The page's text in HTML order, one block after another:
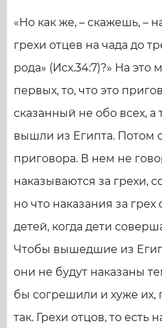
«Но как же, – скажешь, –
грехи отцев на чада до
рода» (Исх.34:7)?» На это
первых, то, что это
сказанный не обо всех, а
вышли из Египта. Потом
приговора. В нем не
наказываются за грехи,
но что наказания за
детей, когда дети
Чтобы вышедшие из
они не будут наказаны
бы согрешили и хуже их,
так. Грехи отцов, то есть